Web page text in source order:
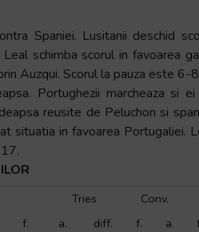
Spaniei. Lusitanii deschid
schimba scorul in favoarea
Auzqui. Scorul la pauza este 6-
Portughezii marcheaza si
reusite de Peluchon si
situatia in favoarea Portugaliei.
Tries Conv.
f.
a. diff. f. a.